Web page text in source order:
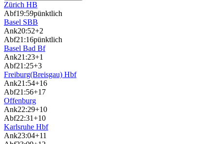
Zürich HB
Abf19:59pünktlich
Basel SBB
Ank20:52+2
Abf21:16pünktlich
Basel Bad Bf
Ank21:23+1
Abf21:25+3
Freiburg(Breisgau) Hbf
Ank21:54+16
Abf21:56+17
Offenburg
Ank22:29+10
Abf22:31+10
Karlsruhe Hbf
Ank23:04+11